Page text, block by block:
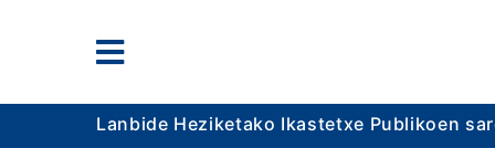
Lanbide Heziketako Ikastetxe Publikoen